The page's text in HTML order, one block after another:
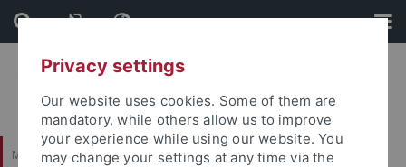
Skip
to
content
Skip
to
footer
Mathematisch-Naturwissenschaftliche Fakultät
Privacy settings
Our website uses cookies. Some of them are
mandatory, while others allow us to improve
your experience while using our website. You
may change your settings at any time via the